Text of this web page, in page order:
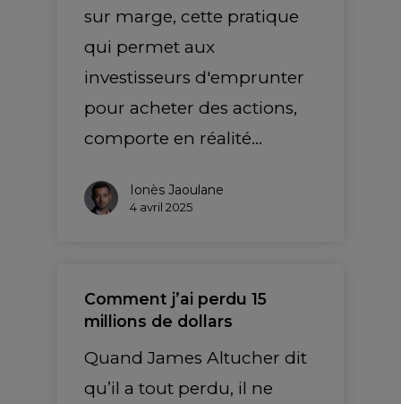
sur marge, cette pratique
qui permet aux
investisseurs d'emprunter
pour acheter des actions,
comporte en réalité…
Ionès Jaoulane
4 avril 2025
Comment j’ai perdu 15
millions de dollars
Quand James Altucher dit
qu’il a tout perdu, il ne